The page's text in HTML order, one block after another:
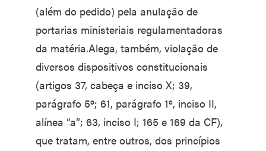
(além do pedido) pela anulação de
portarias ministeriais regulamentadoras
da matéria.Alega, também, violação de
diversos dispositivos constitucionais
(artigos 37, cabeça e inciso X; 39,
parágrafo 5º; 61, parágrafo 1º, inciso II,
alínea “a”; 63, inciso I; 165 e 169 da CF),
que tratam, entre outros, dos princípios